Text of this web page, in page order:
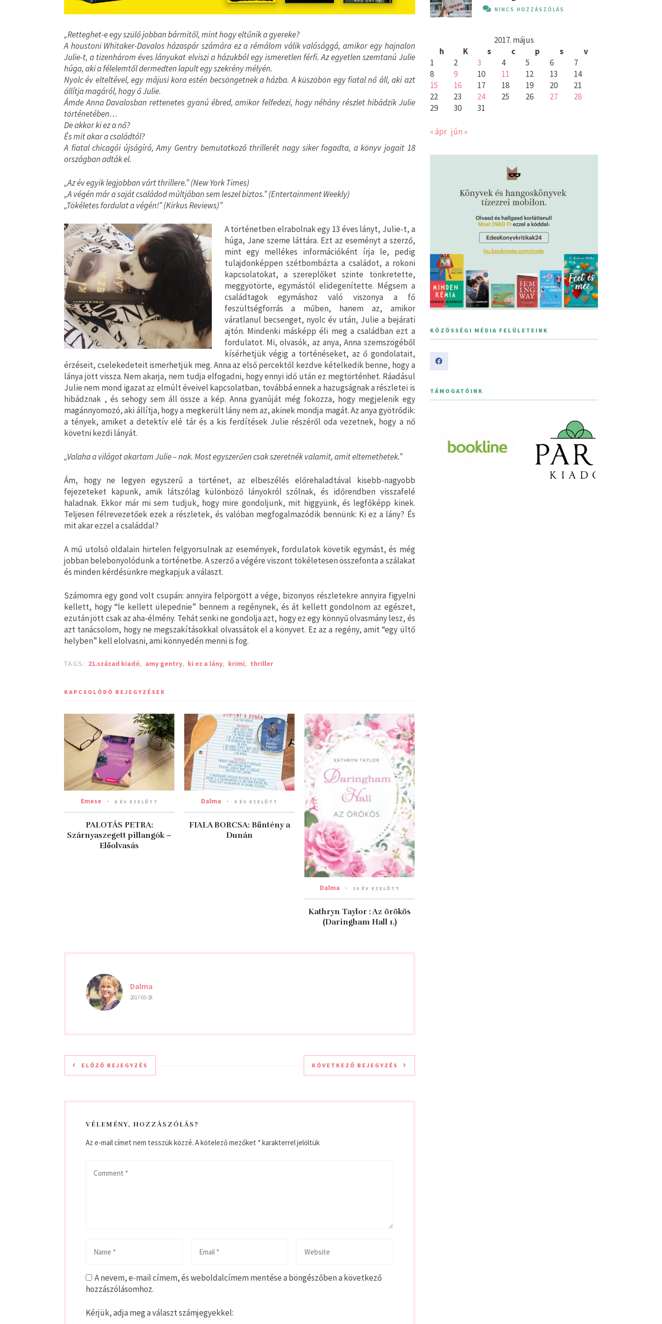
„Retteghet-e egy szülő jobban bármitől, mint hogy eltűnik a gyereke?
A houstoni Whitaker-Davalos házaspár számára ez a rémálom válik valósággá, amikor egy hajnalon
Julie-t, a tizenhárom éves lányukat elviszi a házukból egy ismeretlen férfi. Az egyetlen szemtanú Julie
húga, aki a félelemtől dermedten lapult egy szekrény mélyén.
Nyolc év elteltével, egy májusi kora estén becsöngetnek a házba. A küszöbön egy fiatal nő áll, aki azt
állítja magáról, hogy ő Julie.
Ámde Anna Davalosban rettenetes gyanú ébred, amikor felfedezi, hogy néhány részlet hibádzik Julie
történetében…
De akkor ki ez a nő?
És mit akar a családtól?
A fiatal chicagói újságíró, Amy Gentry bemutatkozó thrillerét nagy siker fogadta, a könyv jogait 18
országban adták el.
„Az év egyik legjobban várt thrillere.” (New York Times)
„A végén már a saját családod múltjában sem leszel biztos.” (Entertainment Weekly)
„Tökéletes fordulat a végén!” (Kirkus Reviews)”
A történetben elrabolnak egy 13 éves lányt, Julie-t, a
húga, Jane szeme láttára. Ezt az eseményt a szerző,
mint egy mellékes információként írja le, pedig
tulajdonképpen szétbombázta a családot, a rokoni
kapcsolatokat, a szereplőket szinte tönkretette,
meggyötörte, egymástól elidegenítette. Mégsem a
családtagok egymáshoz való viszonya a fő
feszültségforrás a műben, hanem az, amikor
váratlanul becsenget, nyolc év után, Julie a bejárati
ajtón. Mindenki másképp éli meg a családban ezt a
fordulatot. Mi, olvasók, az anya, Anna szemszögéből
kísérhetjük végig a történéseket, az ő gondolatait,
érzéseit, cselekedeteit ismerhetjük meg. Anna az első percektől kezdve kételkedik benne, hogy a
lánya jött vissza. Nem akarja, nem tudja elfogadni, hogy ennyi idő után ez megtörténhet. Ráadásul
Julie nem mond igazat az elmúlt éveivel kapcsolatban, továbbá ennek a hazugságnak a részletei is
hibádznak , és sehogy sem áll össze a kép. Anna gyanúját még fokozza, hogy megjelenik egy
magánnyomozó, aki állítja, hogy a megkerült lány nem az, akinek mondja magát. Az anya gyötrődik:
a tények, amiket a detektív elé tár és a kis ferdítések Julie részéről oda vezetnek, hogy a nő
követni kezdi lányát.
„Valaha a világot akartam Julie – nak. Most egyszerűen csak szeretnék valamit, amit eltemethetek.”
Ám, hogy ne legyen egyszerű a történet, az elbeszélés előrehaladtával kisebb-nagyobb
fejezeteket kapunk, amik látszólag különböző lányokról szólnak, és időrendben visszafelé
haladnak. Ekkor már mi sem tudjuk, hogy mire gondoljunk, mit higgyünk, és legfőképp kinek.
Teljesen félrevezetőek ezek a részletek, és valóban megfogalmazódik bennünk: Ki ez a lány? És
mit akar ezzel a családdal?
A mű utolsó oldalain hirtelen felgyorsulnak az események, fordulatok követik egymást, és még
jobban belebonyolódunk a történetbe. A szerző a végére viszont tökéletesen összefonta a szálakat
és minden kérdésünkre megkapjuk a választ.
Számomra egy gond volt csupán: annyira felpörgött a vége, bizonyos részletekre annyira figyelni
kellett, hogy “le kellett ülepednie” bennem a regénynek, és át kellett gondolnom az egészet,
ezután jött csak az aha-élmény. Tehát senki ne gondolja azt, hogy ez egy könnyű olvasmány lesz, és
azt tanácsolom, hogy ne megszakításokkal olvassátok el a könyvet. Ez az a regény, amit “egy ültő
helyben” kell elolvasni, ami könnyedén menni is fog.
TAGS: 21.század kiadó, amy gentry, ki ez a lány, krimi, thriller
KAPCSOLÓDÓ BEJEGYZÉSEK
Emese 8 ÉV EZELŐTT
PALOTÁS PETRA:
Szárnyaszegett pillangók –
Előolvasás
Dalma 9 ÉV EZELŐTT
FIALA BORCSA: Bűntény ​a
Dunán
Dalma 10 ÉV EZELŐTT
Kathryn Taylor : Az örökös
(Daringham Hall 1.)
Dalma
2017-05-28
ELŐZŐ BEJEGYZÉS KÖVETKEZŐ BEJEGYZÉS
VÉLEMÉNY, HOZZÁSZÓLÁS?
Az e-mail címet nem tesszük közzé. A kötelező mezőket *karakterrel jelöltük
A nevem, e-mail címem, és weboldalcímem mentése a böngészőben a következő
hozzászólásomhoz.
Kérjük, adja meg a választ számjegyekkel:
NINCS HOZZÁSZÓLÁS
2017. május
h
K s c p s
v
1
2 3 4 5 6
7
8
9 10 11 12 13
14
15
16 17 18 19 20
21
22
23 24 25 26 27
28
29
30 31
« ápr jún »
KÖZÖSSÉGI MÉDIA FELÜLETEINK
TÁMOGATÓINK